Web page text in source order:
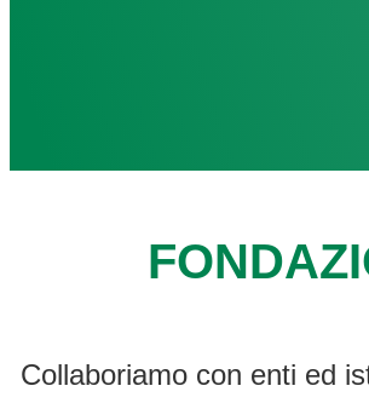
Collaboriamo con enti ed